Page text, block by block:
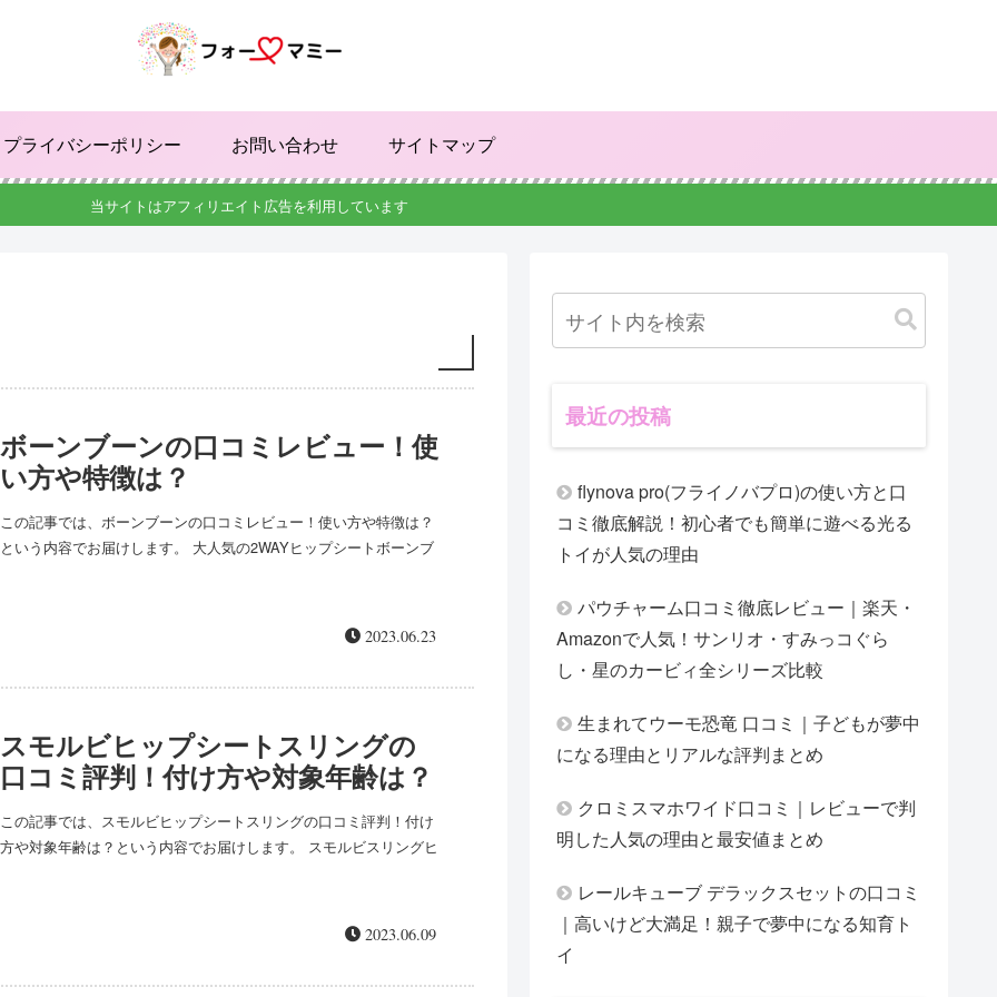
プライバシーポリシー お問い合わせ サイトマップ
当サイトはアフィリエイト広告を利用しています
ボーンブーンの口コミレビュー！使
い方や特徴は？
この記事では、ボーンブーンの口コミレビュー！使い方や特徴は？
という内容でお届けします。 大人気の2WAYヒップシートボーンブ
2023.06.23
スモルビヒップシートスリングの
口コミ評判！付け方や対象年齢は？
この記事では、スモルビヒップシートスリングの口コミ評判！付け
方や対象年齢は？という内容でお届けします。 スモルビスリングヒ
2023.06.09
最近の投稿
flynova pro(フライノバプロ)の使い方と口
コミ徹底解説！初心者でも簡単に遊べる光る
トイが人気の理由
パウチャーム口コミ徹底レビュー｜楽天・
Amazonで人気！サンリオ・すみっコぐら
し・星のカービィ全シリーズ比較
生まれてウーモ恐竜 口コミ｜子どもが夢中
になる理由とリアルな評判まとめ
クロミスマホワイド口コミ｜レビューで判
明した人気の理由と最安値まとめ
レールキューブ デラックスセットの口コミ
｜高いけど大満足！親子で夢中になる知育ト
イ